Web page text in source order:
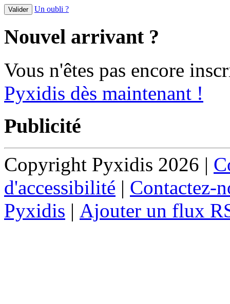
Un oubli ?
Nouvel arrivant ?
Vous n'êtes pas encore
Pyxidis dès maintenant !
Publicité
Copyright Pyxidis 2026 |
d'accessibilité | Contactez-
Pyxidis | Ajouter un flux